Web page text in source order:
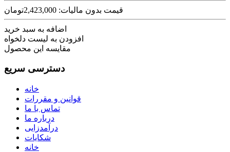
قیمت بدون مالیات: 2,423,000تومان
اضافه به سبد خرید
افزودن به لیست دلخواه
مقایسه این محصول
دسترسی سریع
خانه
قوانین و مقررات
تماس با ما
درباره ما
درآمدزایی
شکایات
خانه